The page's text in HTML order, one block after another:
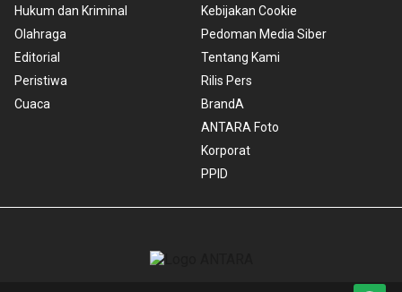
Hukum dan Kriminal
Olahraga
Editorial
Peristiwa
Cuaca
Kebijakan Cookie
Pedoman Media Siber
Tentang Kami
Rilis Pers
BrandA
ANTARA Foto
Korporat
PPID